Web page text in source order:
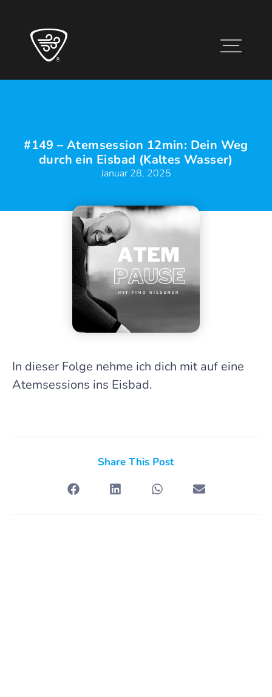
#149 – Atemsession 12min: Dein Weg
durch ein Eisbad (Kaltes Wasser)
Januar 28, 2025
In dieser Folge nehme ich dich mit auf eine
Atemsessions ins Eisbad.
Share This Post